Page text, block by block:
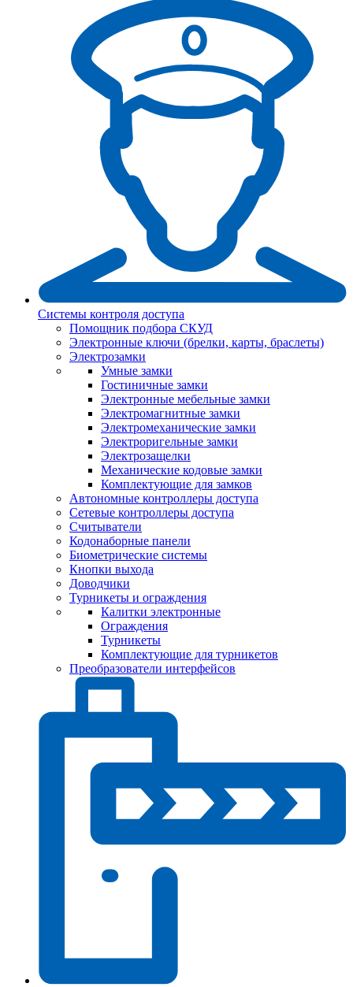
Системы контроля доступа
Помощник подбора СКУД
Электронные ключи (брелки, карты, браслеты)
Электрозамки
Умные замки
Гостиничные замки
Электронные мебельные замки
Электромагнитные замки
Электромеханические замки
Электроригельные замки
Электрозащелки
Механические кодовые замки
Комплектующие для замков
Автономные контроллеры доступа
Сетевые контроллеры доступа
Считыватели
Кодонаборные панели
Биометрические системы
Кнопки выхода
Доводчики
Турникеты и ограждения
Калитки электронные
Ограждения
Турникеты
Комплектующие для турникетов
Преобразователи интерфейсов